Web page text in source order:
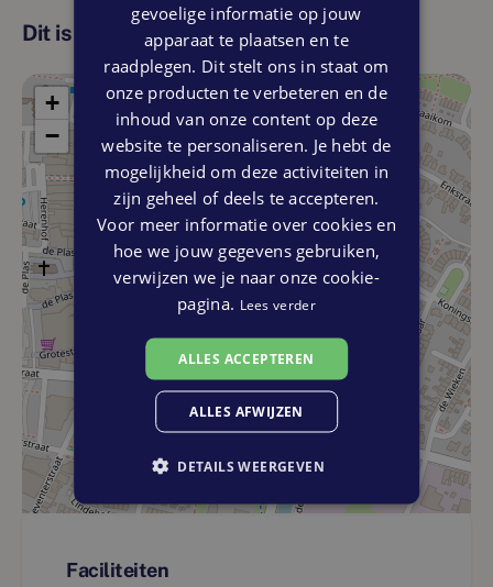
Dit is de locatie
+
−
Faciliteiten
gevoelige informatie op jouw
apparaat te plaatsen en te
raadplegen. Dit stelt ons in staat om
onze producten te verbeteren en de
inhoud van onze content op deze
website te personaliseren. Je hebt de
mogelijkheid om deze activiteiten in
zijn geheel of deels te accepteren.
Voor meer informatie over cookies en
hoe we jouw gegevens gebruiken,
verwijzen we je naar onze cookie-
pagina. Lees verder
ALLES ACCEPTEREN
ALLES AFWIJZEN
DETAILS WEERGEVEN